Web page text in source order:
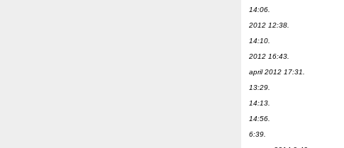
14:06.
2012 12:38.
14:10.
2012 16:43.
april 2012 17:31.
13:29.
14:13.
14:56.
6:39.